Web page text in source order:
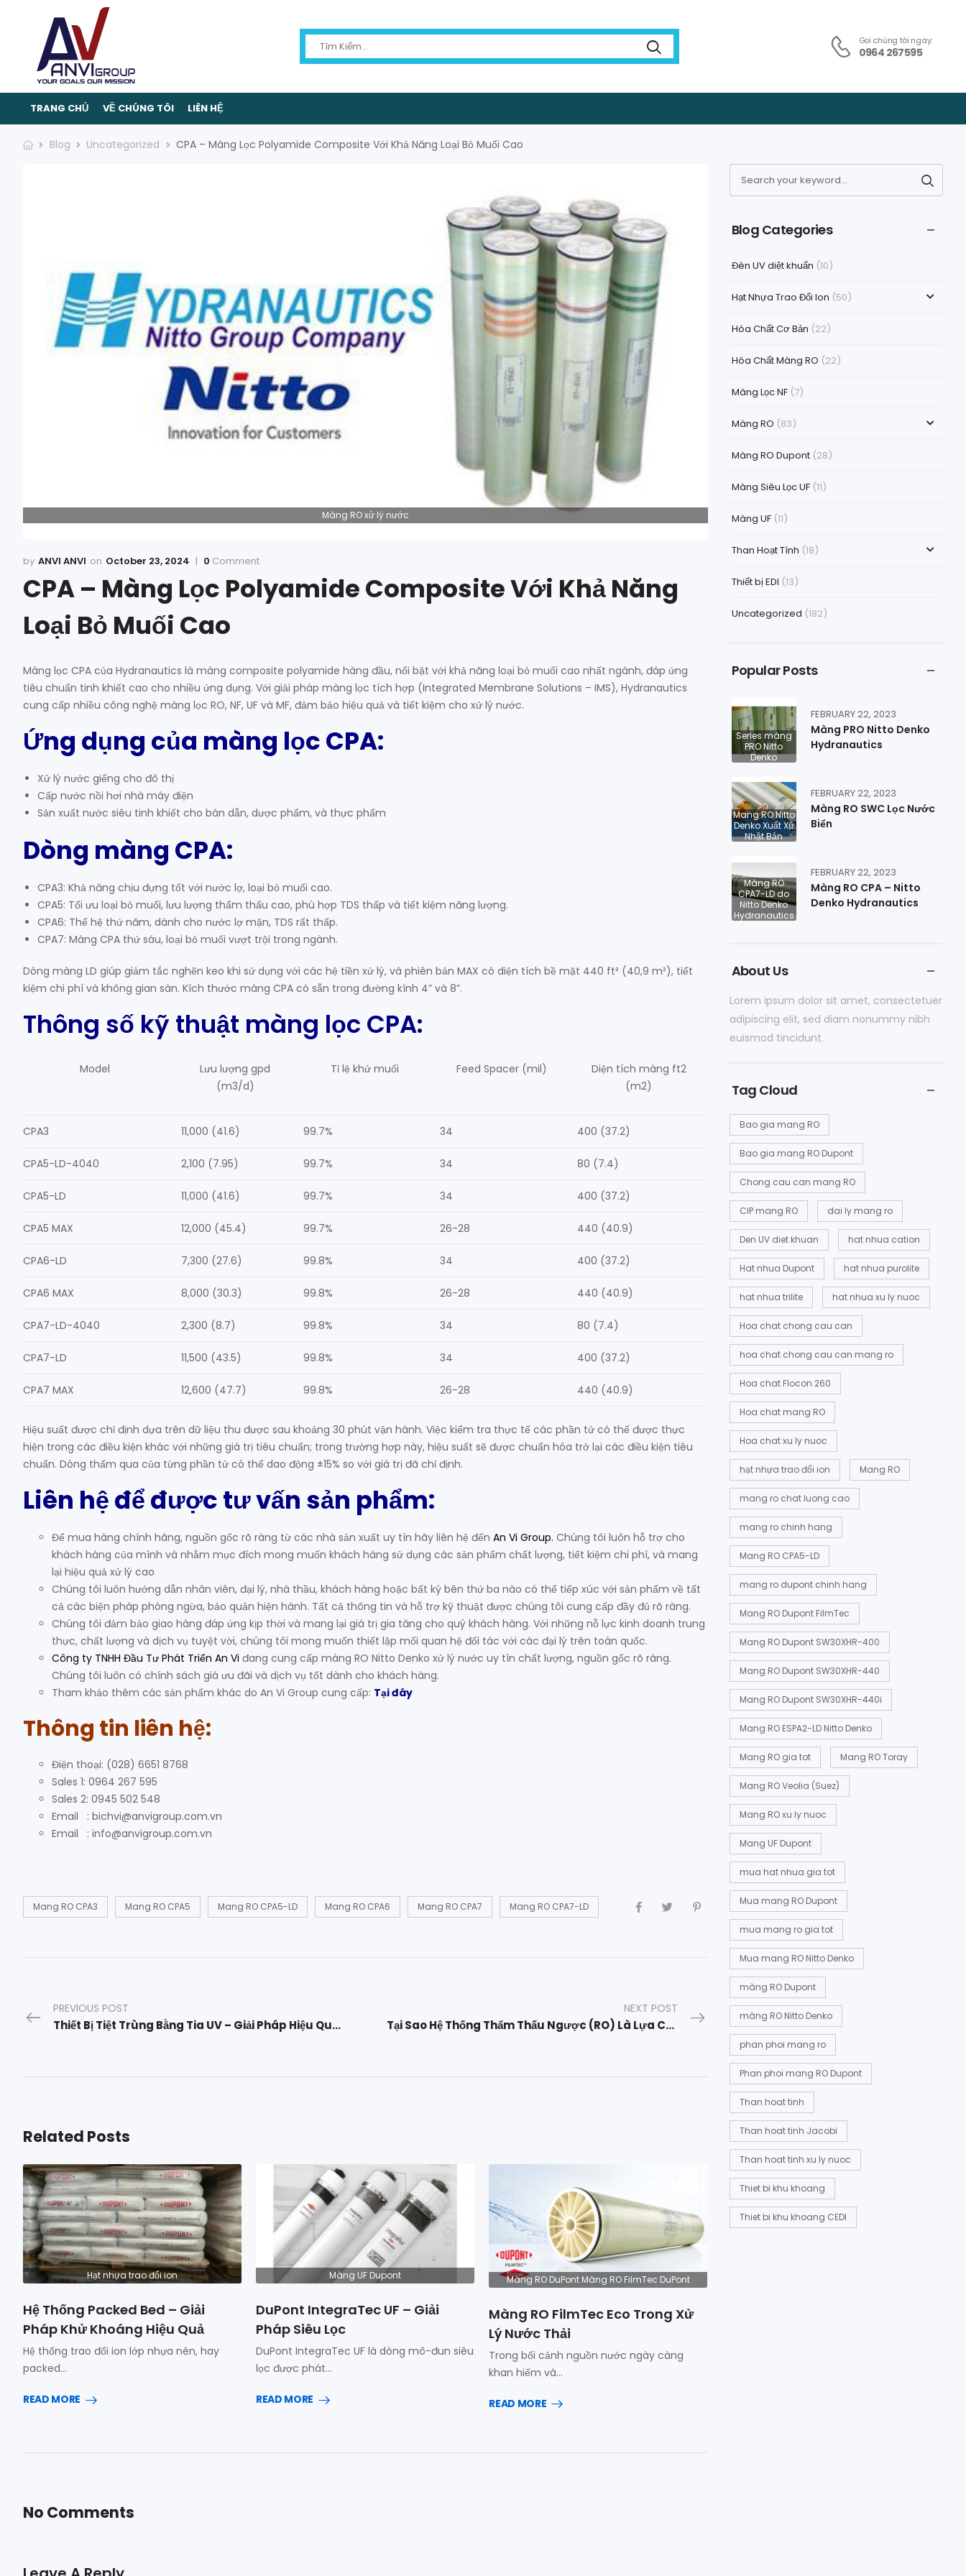
Gọi chúng tôi ngay:
0964 267595
TRANG CHỦ VỀ CHÚNG TÔI LIÊN HỆ
Blog Uncategorized CPA – Màng Lọc Polyamide Composite Với Khả Năng Loại Bỏ Muối Cao
Màng RO xử lý nước
ANVI ANVI October 23, 2024 0 Comment
CPA – Màng Lọc Polyamide Composite Với Khả Năng
Loại Bỏ Muối Cao
Màng lọc CPA của Hydranautics là màng composite polyamide hàng đầu, nổi bật với khả năng loại bỏ muối cao nhất ngành, đáp ứng
tiêu chuẩn tinh khiết cao cho nhiều ứng dụng. Với giải pháp màng lọc tích hợp (Integrated Membrane Solutions – IMS), Hydranautics
cung cấp nhiều công nghệ màng lọc RO, NF, UF và MF, đảm bảo hiệu quả và tiết kiệm cho xử lý nước.
Ứng dụng của màng lọc CPA:
Xử lý nước giếng cho đô thị
Cấp nước nồi hơi nhà máy điện
Sản xuất nước siêu tinh khiết cho bán dẫn, dược phẩm, và thực phẩm
Dòng màng CPA:
CPA3: Khả năng chịu đựng tốt với nước lợ, loại bỏ muối cao.
CPA5: Tối ưu loại bỏ muối, lưu lượng thẩm thấu cao, phù hợp TDS thấp và tiết kiệm năng lượng.
CPA6: Thế hệ thứ năm, dành cho nước lợ mặn, TDS rất thấp.
CPA7: Màng CPA thứ sáu, loại bỏ muối vượt trội trong ngành.
Dòng màng LD giúp giảm tắc nghẽn keo khi sử dụng với các hệ tiền xử lý, và phiên bản MAX có diện tích bề mặt 440 ft² (40,9 m²), tiết
kiệm chi phí và không gian sàn. Kích thước màng CPA có sẵn trong đường kính 4” và 8”.
Thông số kỹ thuật màng lọc CPA:
Model
Lưu lượng gpd
(m3/d)
Tỉ lệ khử muối Feed Spacer (mil)
Diện tích màng ft2
(m2)
CPA3 11,000 (41.6) 99.7% 34 400 (37.2)
CPA5-LD-4040 2,100 (7.95) 99.7% 34 80 (7.4)
CPA5-LD 11,000 (41.6) 99.7% 34 400 (37.2)
CPA5 MAX 12,000 (45.4) 99.7% 26-28 440 (40.9)
CPA6-LD 7,300 (27.6) 99.8% 34 400 (37.2)
CPA6 MAX 8,000 (30.3) 99.8% 26-28 440 (40.9)
CPA7-LD-4040 2,300 (8.7) 99.8% 34 80 (7.4)
CPA7-LD 11,500 (43.5) 99.8% 34 400 (37.2)
CPA7 MAX 12,600 (47.7) 99.8% 26-28 440 (40.9)
Hiệu suất được chỉ định dựa trên dữ liệu thu được sau khoảng 30 phút vận hành. Việc kiểm tra thực tế các phần tử có thể được thực
hiện trong các điều kiện khác với những giá trị tiêu chuẩn; trong trường hợp này, hiệu suất sẽ được chuẩn hóa trở lại các điều kiện tiêu
chuẩn. Dòng thấm qua của từng phần tử có thể dao động ±15% so với giá trị đã chỉ định.
Liên hệ để được tư vấn sản phẩm:
Để mua hàng chính hãng, nguồn gốc rõ ràng từ các nhà sản xuất uy tín hãy liên hệ đến An Vi Group. Chúng tôi luôn hỗ trợ cho
khách hàng của mình và nhằm mục đích mong muốn khách hàng sử dụng các sản phẩm chất lượng, tiết kiệm chi phí, và mang
lại hiệu quả xử lý cao
Chúng tôi luôn hướng dẫn nhân viên, đại lý, nhà thầu, khách hàng hoặc bất kỳ bên thứ ba nào có thể tiếp xúc với sản phẩm về tất
cả các biện pháp phòng ngừa, bảo quản hiện hành. Tất cả thông tin và hỗ trợ kỹ thuật được chúng tôi cung cấp đầy đủ rõ ràng.
Chúng tôi đảm bảo giao hàng đáp ứng kịp thời và mang lại giá trị gia tăng cho quý khách hàng. Với những nỗ lực kinh doanh trung
thực, chất lượng và dịch vụ tuyệt vời, chúng tôi mong muốn thiết lập mối quan hệ đối tác với các đại lý trên toàn quốc.
Công ty TNHH Đầu Tư Phát Triển An Vi đang cung cấp màng RO Nitto Denko xử lý nước uy tín chất lượng, nguồn gốc rõ ràng.
Chúng tôi luôn có chính sách giá ưu đãi và dịch vụ tốt dành cho khách hàng.
Tham khảo thêm các sản phẩm khác do An Vi Group cung cấp: Tại đây
Thông tin liên hệ:
Điện thoại: (028) 6651 8768
Sales 1: 0964 267 595
Sales 2: 0945 502 548
Email : bichvi@anvigroup.com.vn
Email : info@anvigroup.com.vn
Mang RO CPA3 Mang RO CPA5 Mang RO CPA5-LD Mang RO CPA6 Mang RO CPA7 Mang RO CPA7-LD
PREVIOUS POST
Thiết Bị Tiệt Trùng Bằng Tia UV – Giải Pháp Hiệu Quả Cho Khử Trùng Nước
NEXT POST
Tại Sao Hệ Thống Thẩm Thấu Ngược (RO) Là Lựa Chọn Tốt Nhất Cho Nước Đóng Chai Chất Lượng Cao?
Related Posts
Hạt nhựa trao đổi ion
Hệ Thống Packed Bed – Giải
Pháp Khử Khoáng Hiệu Quả
Hệ thống trao đổi ion lớp nhựa nén, hay
packed…
READ MORE
Màng UF Dupont
DuPont IntegraTec UF – Giải
Pháp Siêu Lọc
DuPont IntegraTec UF là dòng mô-đun siêu
lọc được phát…
READ MORE
Màng RO DuPont Màng RO FilmTec DuPont
Màng RO FilmTec Eco Trong Xử
Lý Nước Thải
Trong bối cảnh nguồn nước ngày càng
khan hiếm và…
READ MORE
No Comments
Blog Categories
Đèn UV diệt khuẩn (10)
Hạt Nhựa Trao Đổi Ion (50)
Hóa Chất Cơ Bản (22)
Hóa Chất Màng RO (22)
Màng Lọc NF(7)
Màng RO (83)
Màng RO Dupont(28)
Màng Siêu Lọc UF(11)
Màng UF(11)
Than Hoạt Tính (18)
Thiết bị EDI (13)
Uncategorized (182)
Popular Posts
Series màng
PRO Nitto
Denko
FEBRUARY 22, 2023
Màng PRO Nitto Denko
Hydranautics
Mang RO Nitto
Denko Xuất Xứ
Nhật Bản
FEBRUARY 22, 2023
Màng RO SWC Lọc Nước
Biển
Màng RO
CPA7-LD do
Nitto Denko
Hydranautics
FEBRUARY 22, 2023
Màng RO CPA – Nitto
Denko Hydranautics
About Us
Lorem ipsum dolor sit amet, consectetuer
adipiscing elit, sed diam nonummy nibh
euismod tincidunt.
Tag Cloud
Bao gia mang RO
Bao gia mang RO Dupont
Chong cau can mang RO
CIP mang RO dai ly mang ro
Den UV diet khuan hat nhua cation
Hat nhua Dupont hat nhua purolite
hat nhua trilite hat nhua xu ly nuoc
Hoa chat chong cau can
hoa chat chong cau can mang ro
Hoa chat Flocon 260
Hoa chat mang RO
Hoa chat xu ly nuoc
hạt nhựa trao đổi ion Mang RO
mang ro chat luong cao
mang ro chinh hang
Mang RO CPA5-LD
mang ro dupont chinh hang
Mang RO Dupont FilmTec
Mang RO Dupont SW30XHR-400
Mang RO Dupont SW30XHR-440
Mang RO Dupont SW30XHR-440i
Mang RO ESPA2-LD Nitto Denko
Mang RO gia tot Mang RO Toray
Mang RO Veolia (Suez)
Mang RO xu ly nuoc
Mang UF Dupont
mua hat nhua gia tot
Mua mang RO Dupont
mua mang ro gia tot
Mua mang RO Nitto Denko
màng RO Dupont
màng RO Nitto Denko
phan phoi mang ro
Phan phoi mang RO Dupont
Than hoat tinh
Than hoat tinh Jacobi
Than hoat tinh xu ly nuoc
Thiet bi khu khoang
Thiet bi khu khoang CEDI